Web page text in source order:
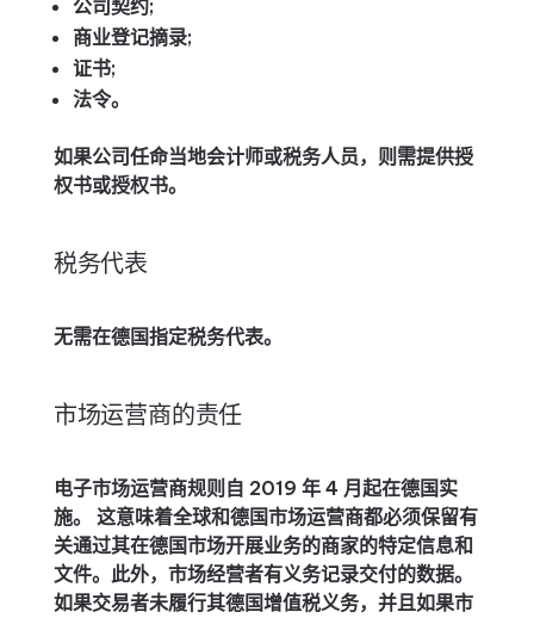
公司契约;
商业登记摘录;
证书;
法令。
如果公司任命当地会计师或税务人员，则需提供授
权书或授权书。
税务代表
无需在德国指定税务代表。
市场运营商的责任
电子市场运营商规则自 2019 年 4 月起在德国实
施。 这意味着全球和德国市场运营商都必须保留有
关通过其在德国市场开展业务的商家的特定信息和
文件。此外，市场经营者有义务记录交付的数据。
如果交易者未履行其德国增值税义务，并且如果市